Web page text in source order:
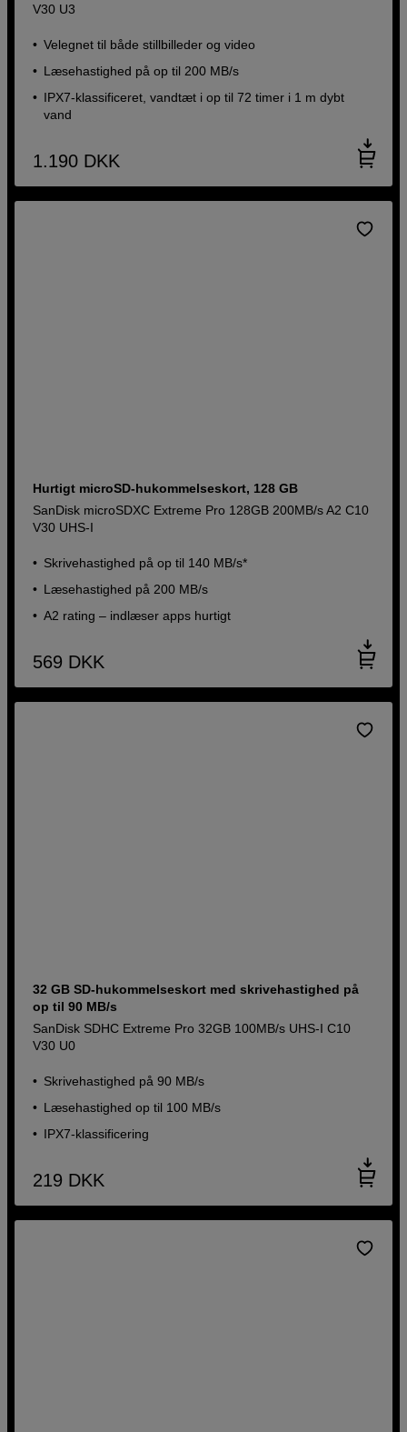
V30 U3
Velegnet til både stillbilleder og video
Læsehastighed på op til 200 MB/s
IPX7-klassificeret, vandtæt i op til 72 timer i 1 m dybt
vand
1.190 DKK
Hurtigt microSD-hukommelseskort, 128 GB
SanDisk microSDXC Extreme Pro 128GB 200MB/s A2 C10
V30 UHS-I
Skrivehastighed på op til 140 MB/s*
Læsehastighed på 200 MB/s
A2 rating – indlæser apps hurtigt
569 DKK
32 GB SD-hukommelseskort med skrivehastighed på
op til 90 MB/s
SanDisk SDHC Extreme Pro 32GB 100MB/s UHS-I C10
V30 U0
Skrivehastighed på 90 MB/s
Læsehastighed op til 100 MB/s
IPX7-klassificering
219 DKK